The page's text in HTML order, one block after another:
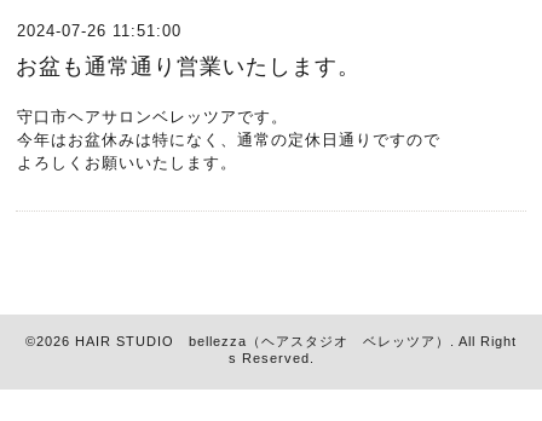
2024-07-26 11:51:00
お盆も通常通り営業いたします。
守口市ヘアサロンベレッツアです。
今年はお盆休みは特になく、通常の定休日通りですので
よろしくお願いいたします。
©2026 HAIR STUDIO bellezza（ヘアスタジオ ベレッツア）
. All Right
s Reserved.